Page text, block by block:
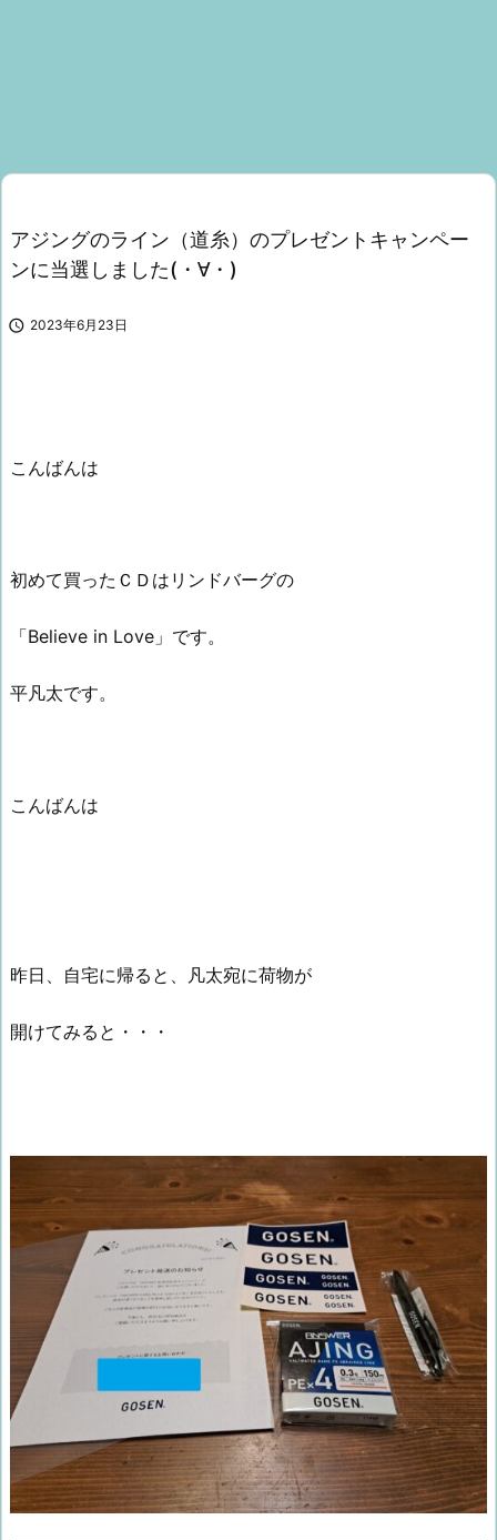
アジングのライン（道糸）のプレゼントキャンペー
ンに当選しました(・∀・)
 2023年6月23日
こんばんは
初めて買ったＣＤはリンドバーグの
「Believe in Love」です。
平凡太です。
こんばんは
昨日、自宅に帰ると、凡太宛に荷物が
開けてみると・・・